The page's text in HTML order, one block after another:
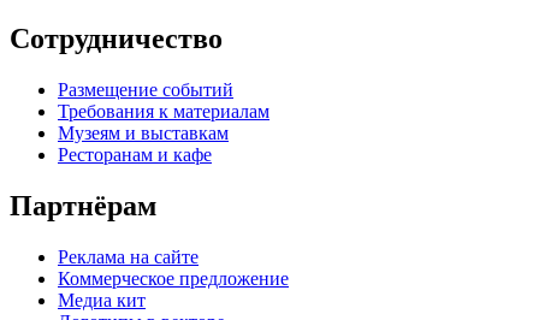
Сотрудничество
Размещение событий
Требования к материалам
Музеям и выставкам
Ресторанам и кафе
Партнёрам
Реклама на сайте
Коммерческое предложение
Медиа кит